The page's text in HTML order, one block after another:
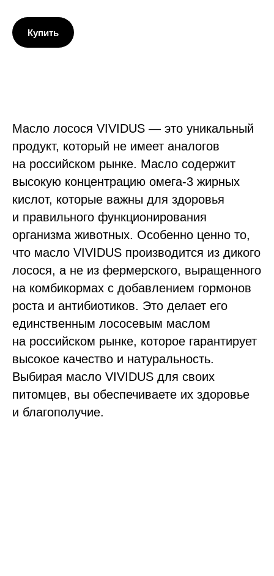
Купить
Масло лосося VIVIDUS — это уникальный
продукт, который не имеет аналогов
на российском рынке. Масло содержит
высокую концентрацию омега-3 жирных
кислот, которые важны для здоровья
и правильного функционирования
организма животных. Особенно ценно то,
что масло VIVIDUS производится из дикого
лосося, а не из фермерского, выращенного
на комбикормах с добавлением гормонов
роста и антибиотиков. Это делает его
единственным лососевым маслом
на российском рынке, которое гарантирует
высокое качество и натуральность.
Выбирая масло VIVIDUS для своих
питомцев, вы обеспечиваете их здоровье
и благополучие.